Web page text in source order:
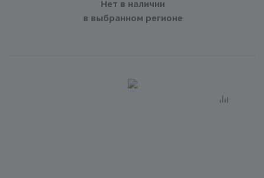
Нет в наличии
в выбранном регионе